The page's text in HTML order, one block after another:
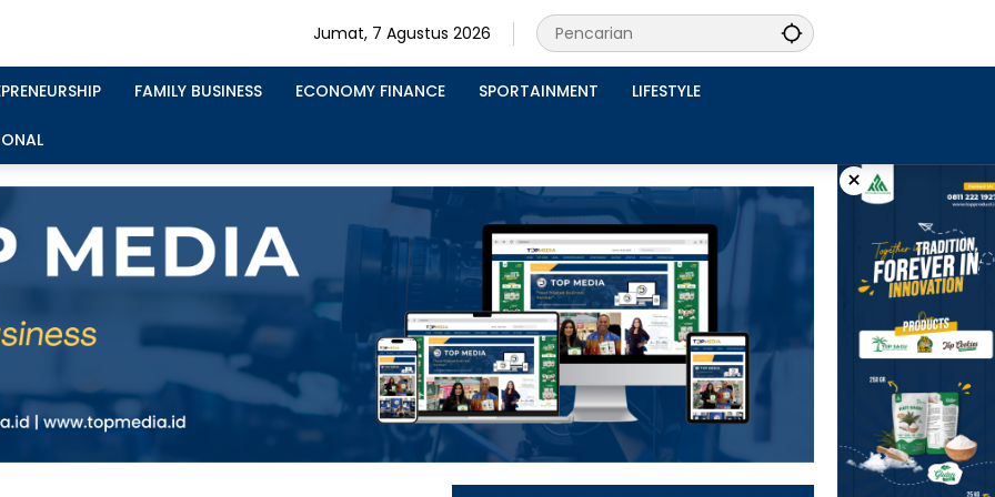
Jumat, 7 Agustus 2026
FAMILY BUSINESS ECONOMY FINANCE SPORTAINMENT LIFESTYLE
×